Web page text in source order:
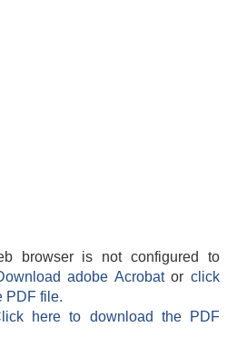
browser is not configured to
adobe Acrobatorclick
PDF file.
here to download the PDF